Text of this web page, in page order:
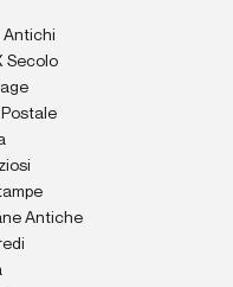
Antichi
Secolo
Antiche